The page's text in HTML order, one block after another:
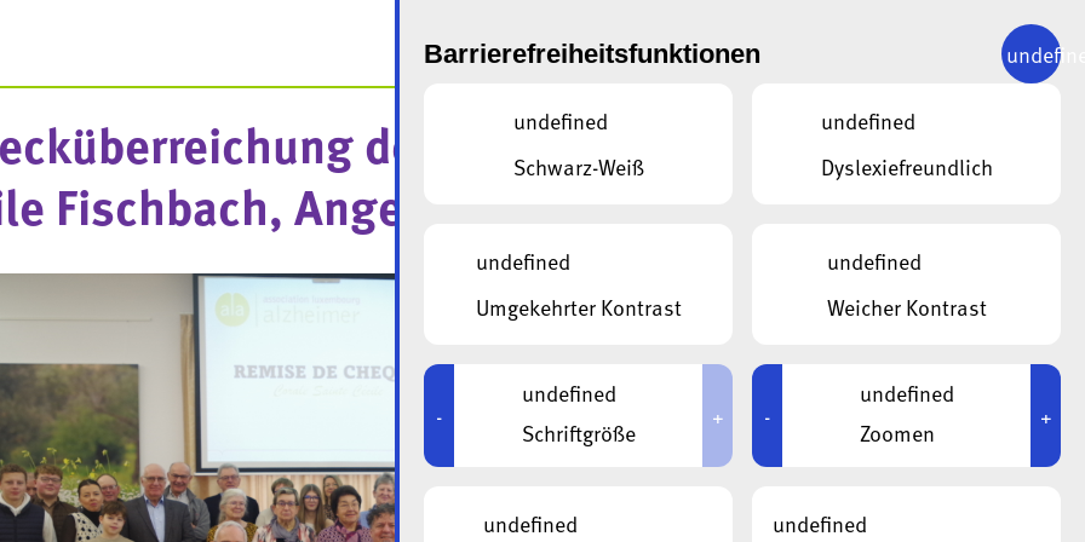
des Chors Ste
Fischbach, Angelsberg, Schoos
Barrierefreiheitsfunktionen
undefined
Schwarz-Weiß
undefined
Dyslexiefreundlich
undefined
Umgekehrter Kontrast
undefined
Weicher Kontrast
-
undefined
Schriftgröße
+ -
undefined
Zoomen
+
undefined
undefined